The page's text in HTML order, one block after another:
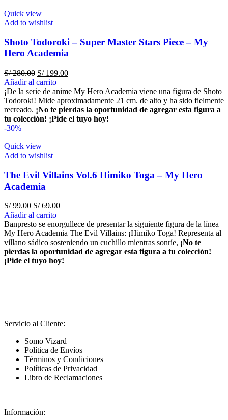
Quick view
Add to wishlist
Shoto Todoroki – Super Master Stars Piece – My
Hero Academia
S/280.00 S/199.00
Añadir al carrito
¡De la serie de anime My Hero Academia viene una figura de Shoto
Todoroki! Mide aproximadamente 21 cm. de alto y ha sido fielmente
recreado. ¡No te pierdas la oportunidad de agregar esta figura a
tu colección! ¡Pide el tuyo hoy!
-30%
Quick view
Add to wishlist
The Evil Villains Vol.6 Himiko Toga – My Hero
Academia
S/99.00 S/69.00
Añadir al carrito
Banpresto se enorgullece de presentar la siguiente figura de la línea
My Hero Academia The Evil Villains: ¡Himiko Toga! Representa al
villano sádico sosteniendo un cuchillo mientras sonríe, ¡No te
pierdas la oportunidad de agregar esta figura a tu colección!
¡Pide el tuyo hoy!
Servicio al Cliente:
Somo Vizard
Política de Envíos
Términos y Condiciones
Políticas de Privacidad
Libro de Reclamaciones
Información: